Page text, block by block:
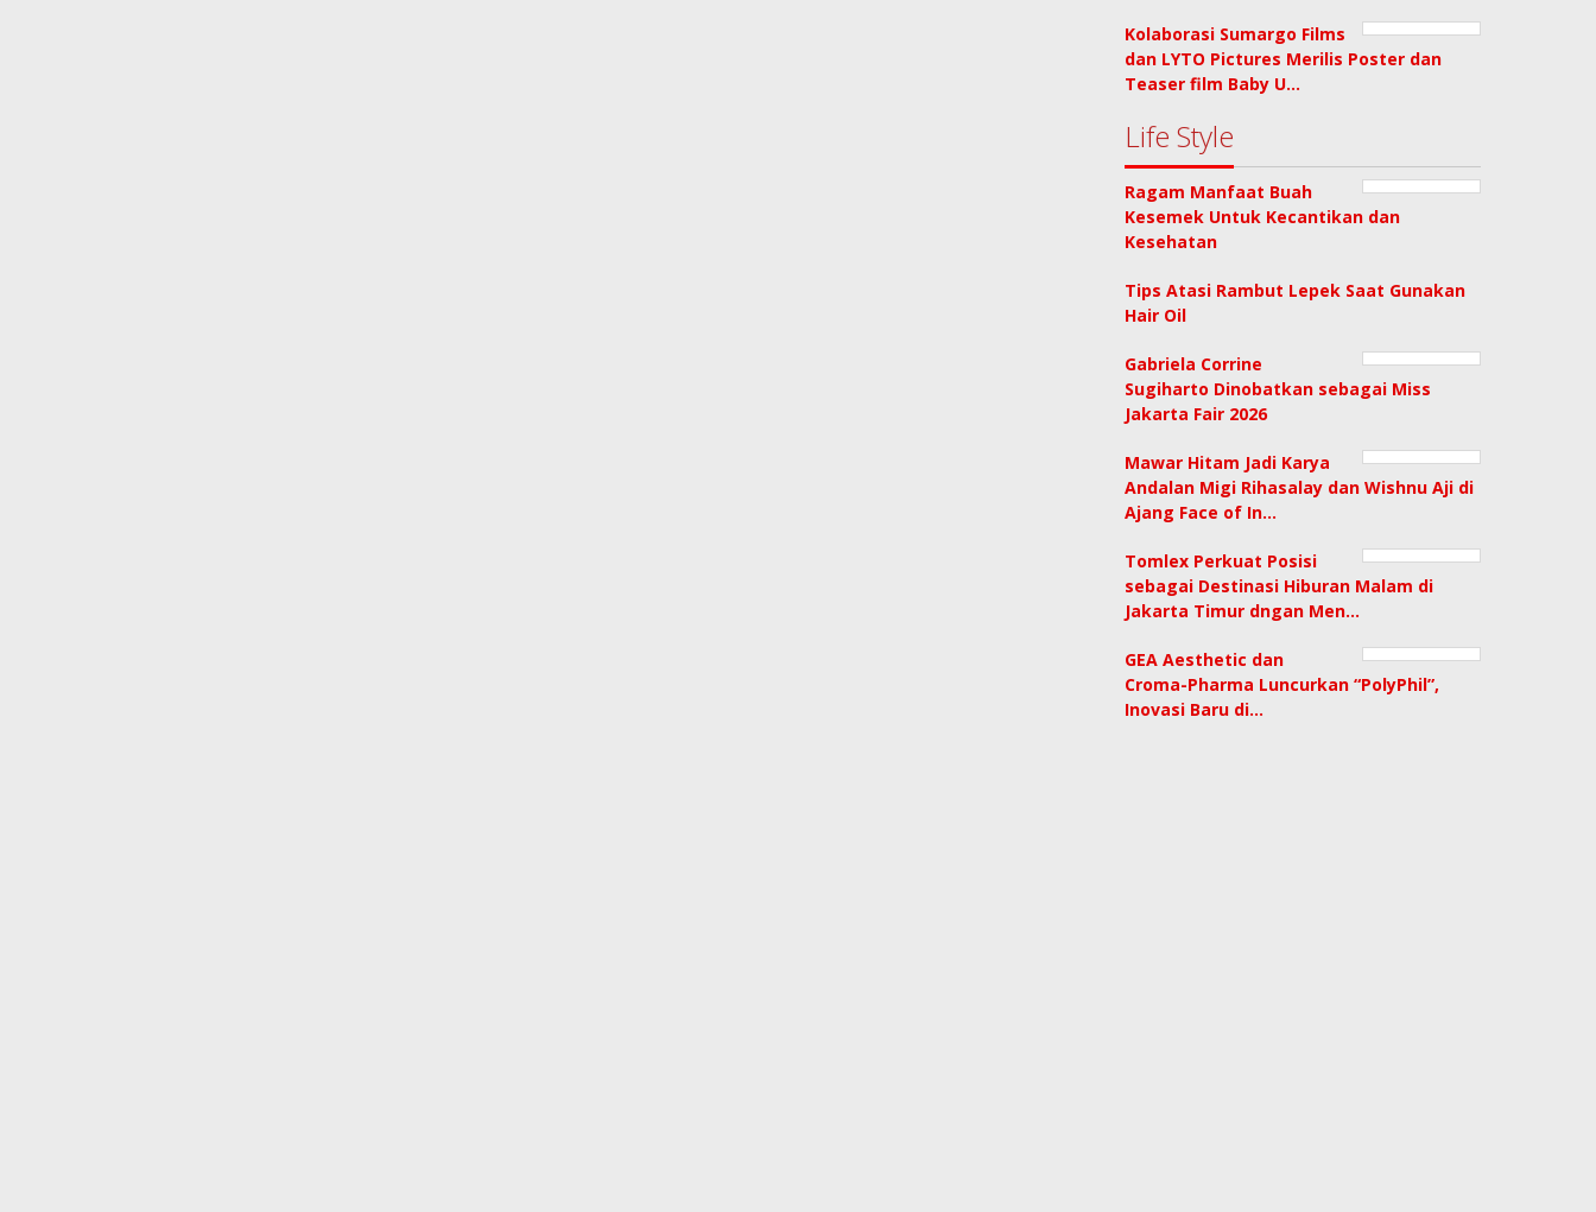
Kolaborasi Sumargo Films
dan LYTO Pictures Merilis Poster dan
Teaser film Baby U…
Life Style
Ragam Manfaat Buah
Kesemek Untuk Kecantikan dan
Kesehatan
Tips Atasi Rambut Lepek Saat Gunakan
Hair Oil
Gabriela Corrine
Sugiharto Dinobatkan sebagai Miss
Jakarta Fair 2026
Mawar Hitam Jadi Karya
Andalan Migi Rihasalay dan Wishnu Aji di
Ajang Face of In…
Tomlex Perkuat Posisi
sebagai Destinasi Hiburan Malam di
Jakarta Timur dngan Men…
GEA Aesthetic dan
Croma-Pharma Luncurkan “PolyPhil”,
Inovasi Baru di…